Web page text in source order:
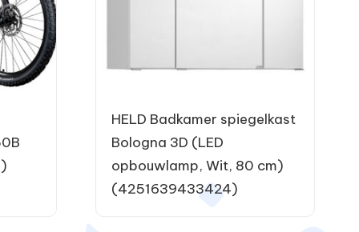
HELD Badkamer spiegelkast
Bologna 3D (LED
opbouwlamp, Wit, 80 cm)
(4251639433424)